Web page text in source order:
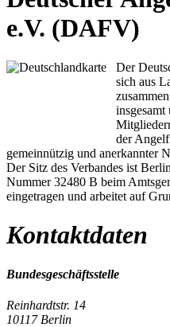
e.V. (DAFV)
Der
sich aus
insgesamt
der
gemeinnützig und anerkannter
Der Sitz des Verbandes ist
Nummer 32480 B beim
eingetragen und arbeitet auf
Kontaktdaten
Bundesgeschäftsstelle
Reinhardtstr. 14
10117 Berlin